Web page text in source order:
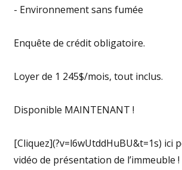
- Environnement sans fumée
Enquête de crédit obligatoire.
Loyer de 1 245$/mois, tout inclus.
Disponible MAINTENANT !
[Cliquez](?v=l6wUtddHuBU&t=1s) ici
vidéo de présentation de l’immeuble !